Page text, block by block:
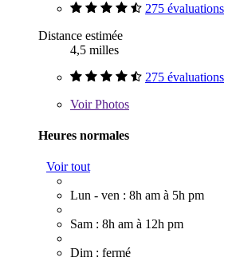
275 évaluations
Distance estimée
4,5 milles
275 évaluations
VoirPhotos
Heures normales
Voir tout
Lun - ven : 8h am à 5h pm
Sam : 8h am à 12h pm
Dim : fermé